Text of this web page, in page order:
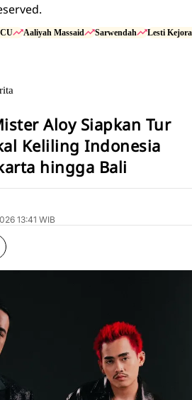
Aaliyah Massaid Sarwendah Lesti Kejora
Aloy Siapkan Tur
Keliling Indonesia
hingga Bali
13:41 WIB